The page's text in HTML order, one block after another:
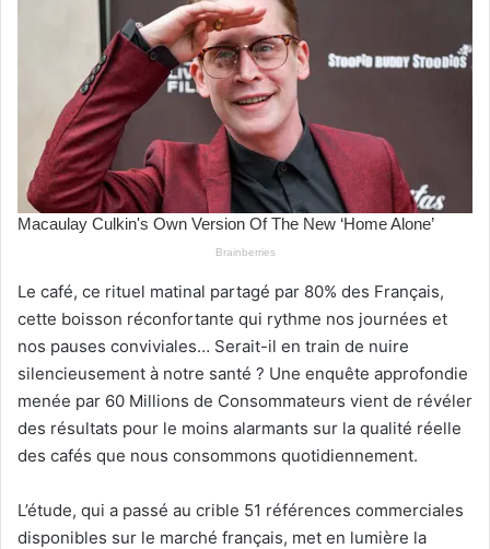
Le café, ce rituel matinal partagé par 80% des Français,
cette boisson réconfortante qui rythme nos journées et
nos pauses conviviales… Serait-il en train de nuire
silencieusement à notre santé ? Une enquête approfondie
menée par 60 Millions de Consommateurs vient de révéler
des résultats pour le moins alarmants sur la qualité réelle
des cafés que nous consommons quotidiennement.
L’étude, qui a passé au crible 51 références commerciales
disponibles sur le marché français, met en lumière la